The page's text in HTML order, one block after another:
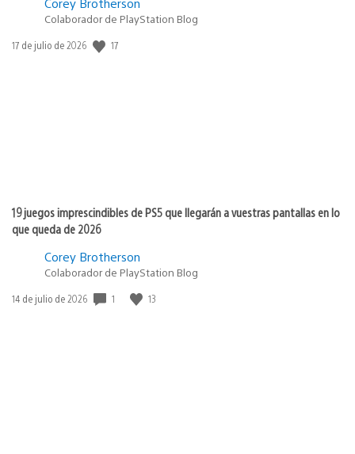
Colaborador de PlayStation Blog
Fecha
17 de julio de 2026 17
19 juegos imprescindibles de PS5 que llegarán a vuestras pantallas en lo
que queda de 2026
Corey Brotherson
Colaborador de PlayStation Blog
Fecha
14 de julio de 2026 1 13